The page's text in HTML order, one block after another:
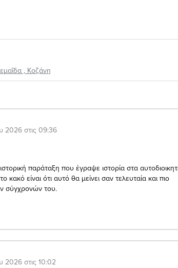
, Κοζάνη
2026 στις 09:36
παράταξη που έγραψε ιστορία στα
είναι ότι αυτό θα μείνει σαν τελευταία και πιο
σύγχρονών του.
2026 στις 10:02